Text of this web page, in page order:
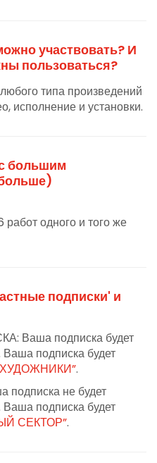
участвовать? И
пользоваться?
типа произведений
исполнение и установки.
большим
одного и того же
подписки' и
подписка будет
подписка будет
.
не будет
подписка будет
СЕКТОР”.